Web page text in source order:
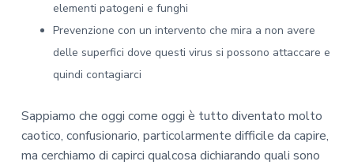
elementi patogeni e funghi
Prevenzione con un intervento che mira a non avere
delle superfici dove questi virus si possono attaccare e
quindi contagiarci
Sappiamo che oggi come oggi è tutto diventato molto
caotico, confusionario, particolarmente difficile da capire,
ma cerchiamo di capirci qualcosa dichiarando quali sono